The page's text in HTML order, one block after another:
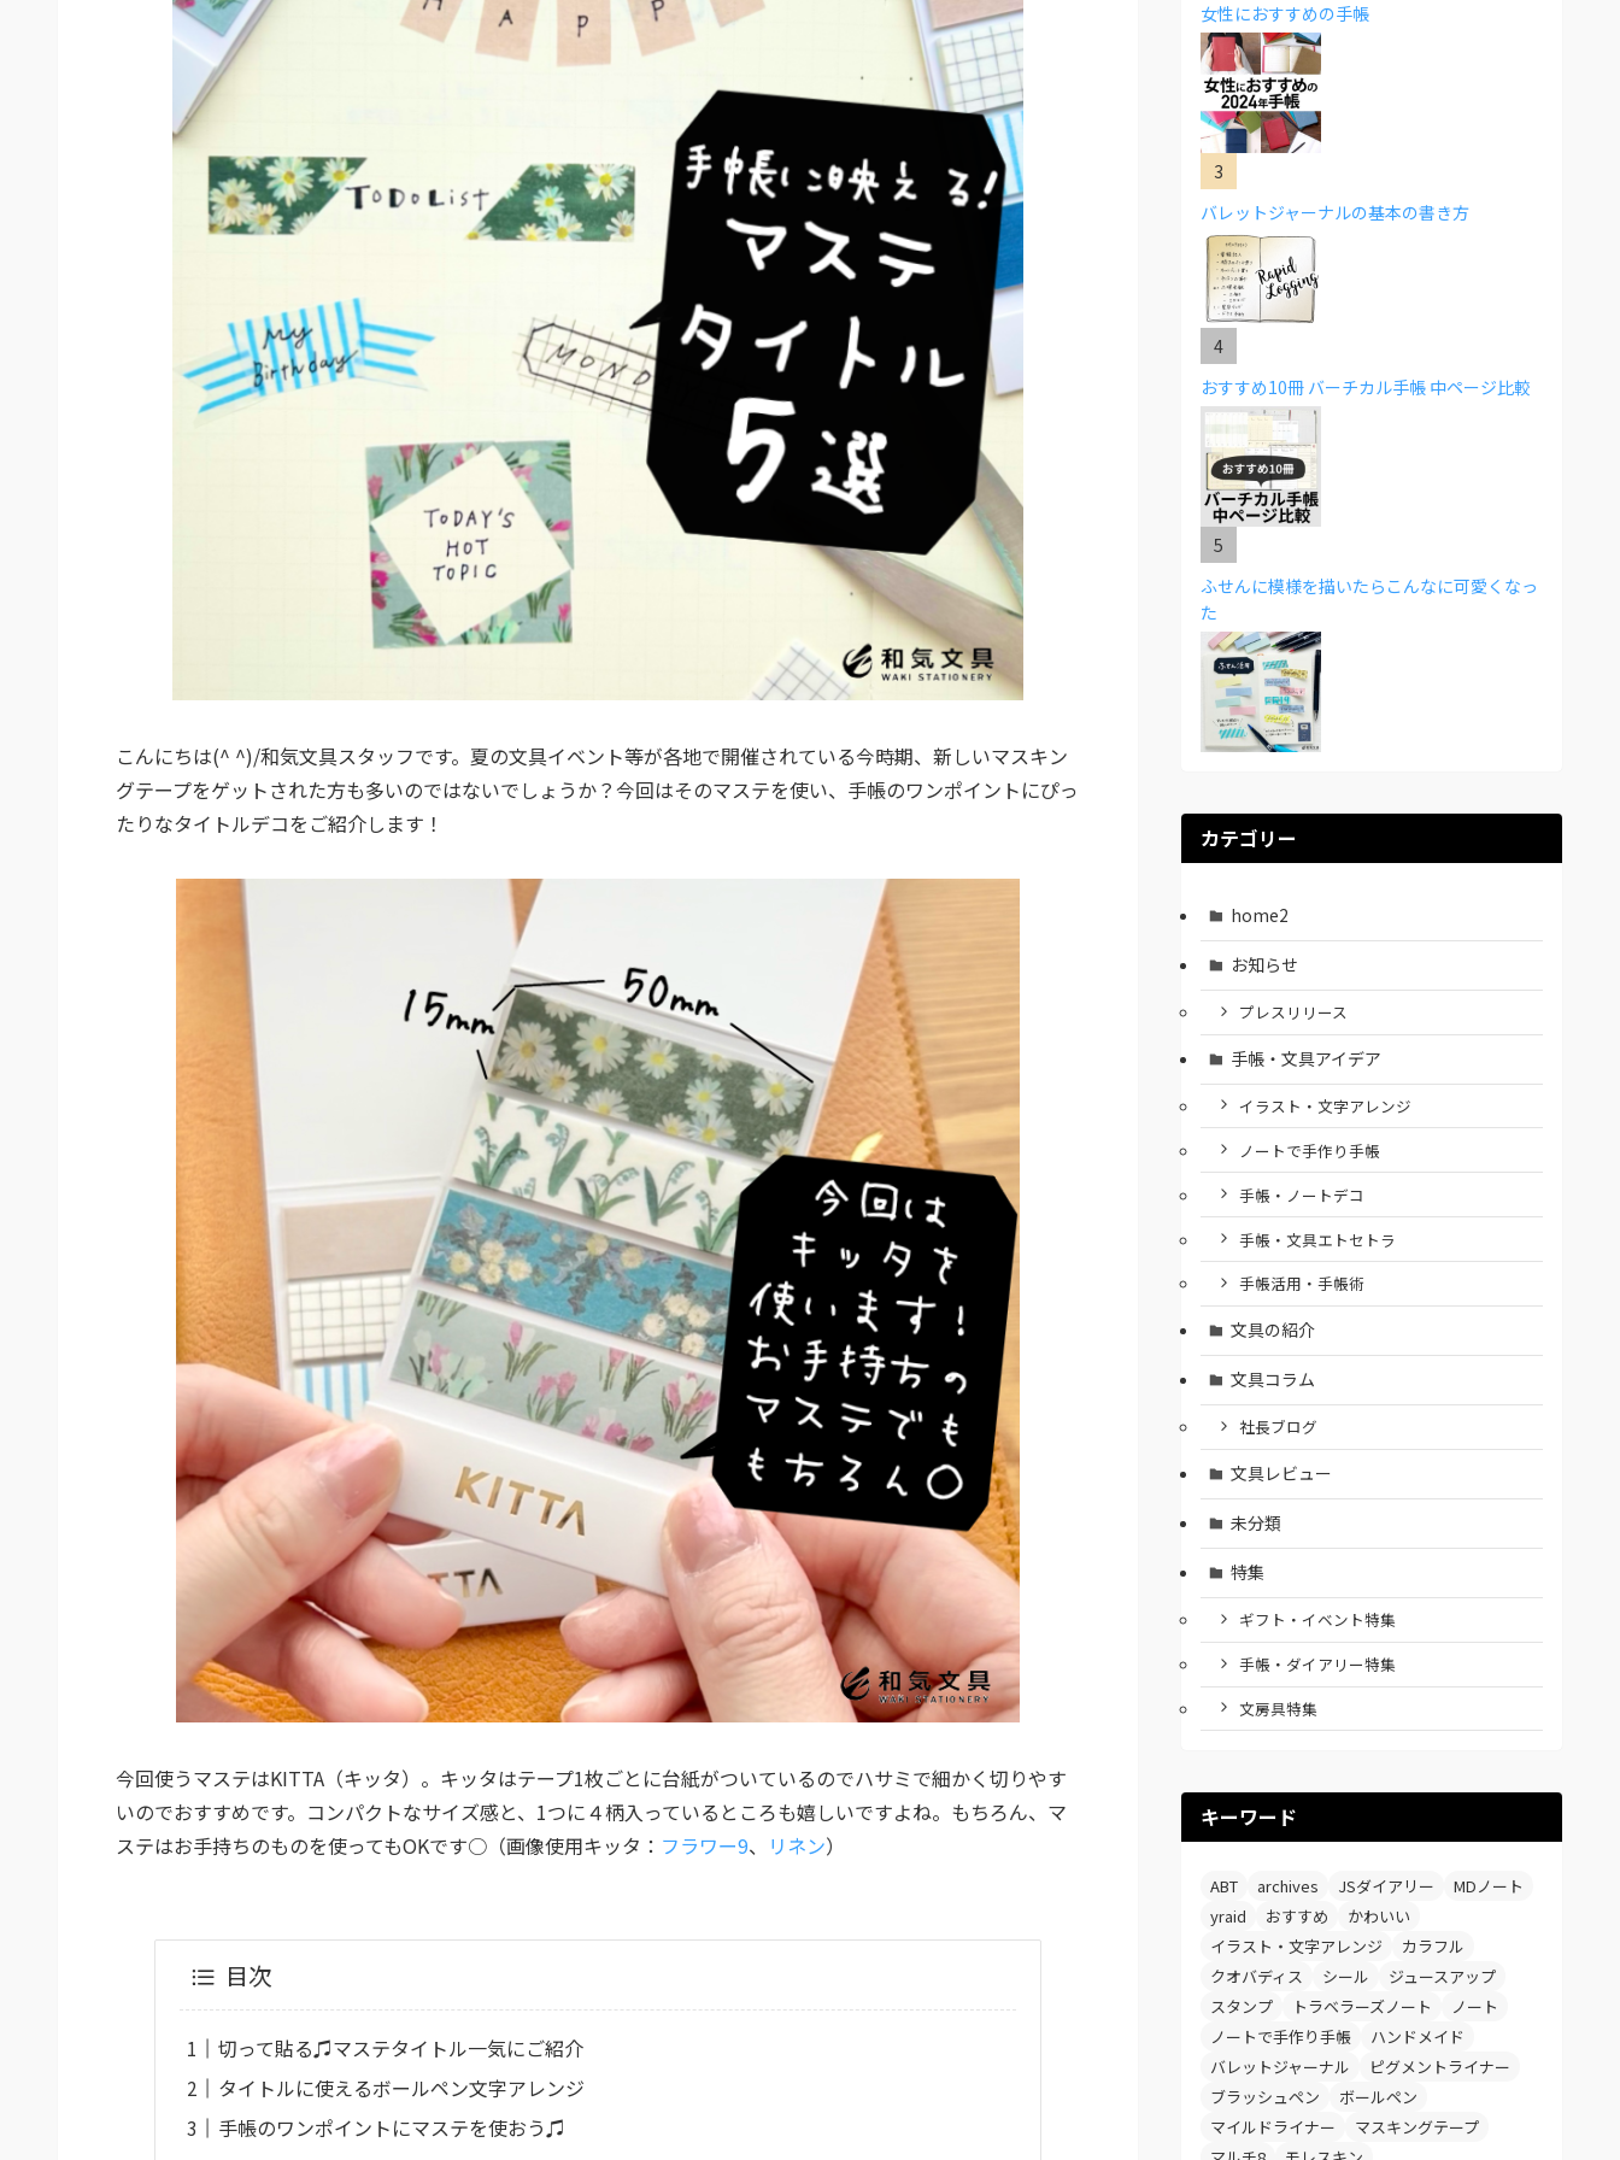
こんにちは(^ ^)/和気文具スタッフです。夏の文具イベント等が各地で開催されている今時期、新しいマスキン
グテープをゲットされた方も多いのではないでしょうか？今回はそのマステを使い、手帳のワンポイントにぴっ
たりなタイトルデコをご紹介します！
今回使うマステはKITTA（キッタ）。キッタはテープ1枚ごとに台紙がついているのでハサミで細かく切りやす
いのでおすすめです。コンパクトなサイズ感と、1つに４柄入っているところも嬉しいですよね。もちろん、マ
ステはお手持ちのものを使ってもOKです○（画像使用キッタ： フラワー9、 リネン）
目次
切って貼る♫マステタイトル一気にご紹介
タイトルに使えるボールペン文字アレンジ
手帳のワンポイントにマステを使おう♫
女性におすすめの手帳
バレットジャーナルの基本の書き方
おすすめ10冊 バーチカル手帳 中ページ比較
ふせんに模様を描いたらこんなに可愛くなっ
た
カテゴリー
home2
お知らせ
プレスリリース
手帳・文具アイデア
イラスト・文字アレンジ
ノートで手作り手帳
手帳・ノートデコ
手帳・文具エトセトラ
手帳活用・手帳術
文具の紹介
文具コラム
社長ブログ
文具レビュー
未分類
特集
ギフト・イベント特集
手帳・ダイアリー特集
文房具特集
キーワード
ABT archives JSダイアリー
MDノート
yraid
おすすめ
かわいい
イラスト・文字アレンジ
カラフル
クオバディス
シール
ジュースアップ
スタンプ
トラベラーズノート
ノート
ノートで手作り手帳
ハンドメイド
バレットジャーナル
ピグメントライナー
ブラッシュペン
ボールペン
マイルドライナー
マスキングテープ